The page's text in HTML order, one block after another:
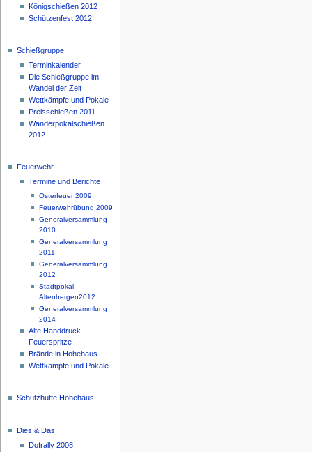
Königschießen 2012
Schützenfest 2012
Schießgruppe
Terminkalender
Die Schießgruppe im
Wandel der Zeit
Wettkämpfe und Pokale
Preisschießen 2011
Wanderpokalschießen
2012
Feuerwehr
Termine und Berichte
Osterfeuer 2009
Feuerwehrübung 2009
Generalversammlung
2010
Generalversammlung
2011
Generalversammlung
2012
Stadtpokal
Altenbergen2012
Generalversammlung
2014
Alte Handdruck-
Feuerspritze
Brände in Hohehaus
Wettkämpfe und Pokale
Schutzhütte Hohehaus
Dies & Das
Dofrally 2008